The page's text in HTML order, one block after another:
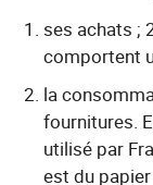
ses achats ;
comportent
la
fournitures.
utilisé par
est du